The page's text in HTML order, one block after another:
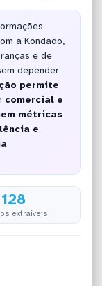
a Kondado,
e de
depender
permite
comercial e
métricas
e
128
extraíveis